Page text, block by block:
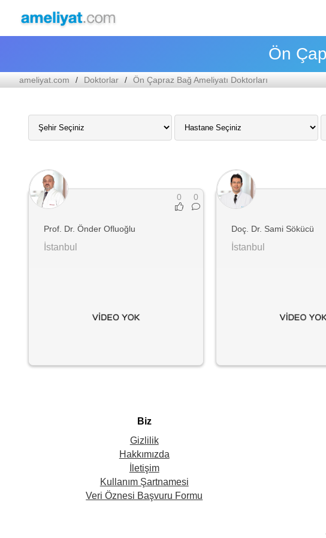
Ön
ameliyat.com Doktorlar Ön Çapraz Bağ Ameliyatı Doktorları
0 0
Prof. Dr. Önder Ofluoğlu
İstanbul
Doç. Dr. Sami Sökücü
İstanbul
Biz
Gizlilik
Hakkımızda
İletişim
Kullanım Şartnamesi
Veri Öznesi Başvuru Formu